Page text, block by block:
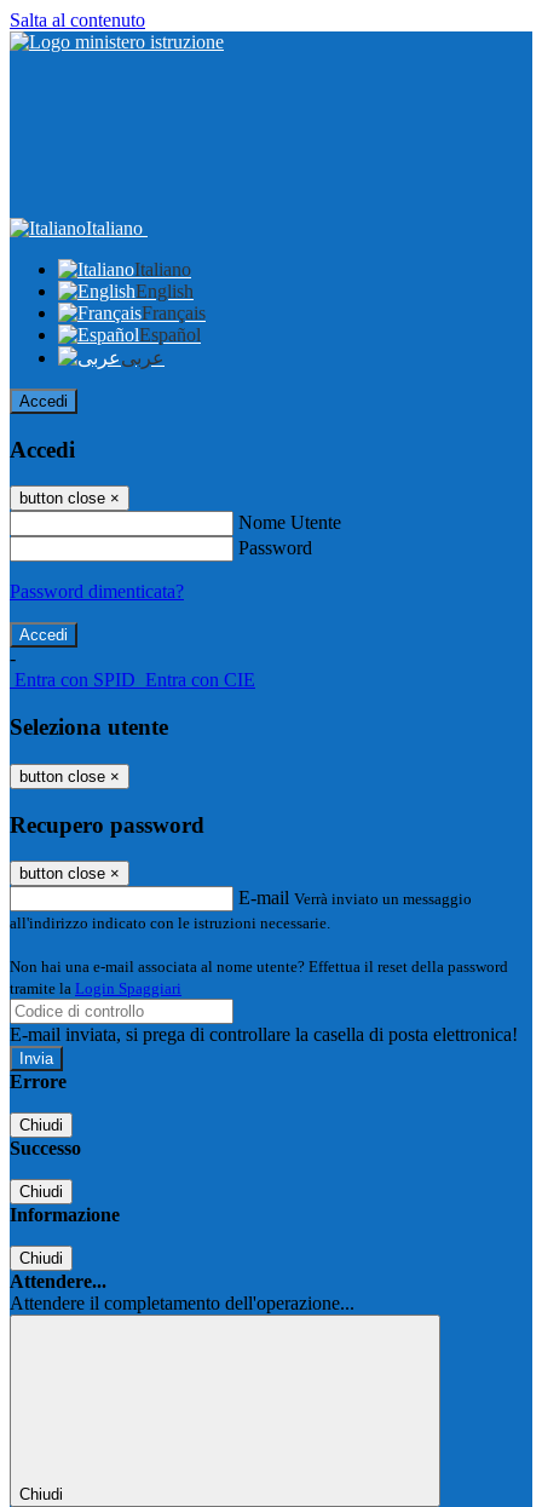
Salta al contenuto
Italiano
Italiano
English
Français
Español
عربى
Accedi
Accedi
button close ×
Nome Utente
Password
Password dimenticata?
-
Entra con SPID Entra con CIE
Seleziona utente
button close ×
Recupero password
button close ×
E-mail Verrà inviato un messaggio
all'indirizzo indicato con le istruzioni necessarie.
Non hai una e-mail associata al nome utente? Effettua il reset della password
tramite la Login Spaggiari
E-mail inviata, si prega di controllare la casella di posta elettronica!
Errore
Chiudi
Successo
Chiudi
Informazione
Chiudi
Attendere...
Attendere il completamento dell'operazione...
Chiudi